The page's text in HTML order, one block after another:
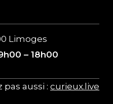
Limoges
– 18h00
pas aussi :curieux.live